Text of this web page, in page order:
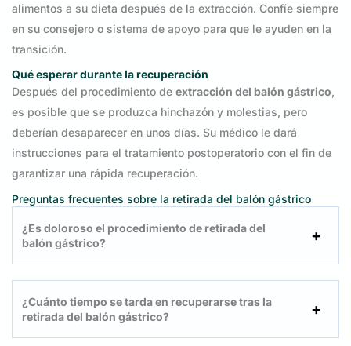
alimentos a su dieta después de la extracción. Confíe siempre
en su consejero o sistema de apoyo para que le ayuden en la
transición.
Qué esperar durante la recuperación
Después del procedimiento de extracción del balón gástrico,
es posible que se produzca hinchazón y molestias, pero
deberían desaparecer en unos días. Su médico le dará
instrucciones para el tratamiento postoperatorio con el fin de
garantizar una rápida recuperación.
Preguntas frecuentes sobre la retirada del balón gástrico
¿Es doloroso el procedimiento de retirada del
balón gástrico?
¿Cuánto tiempo se tarda en recuperarse tras la
retirada del balón gástrico?